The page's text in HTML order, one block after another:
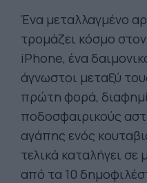
Ένα μεταλλαγμένο
τρομάζει κόσμο
iPhone, ένα
άγνωστοι μεταξύ
πρώτη φορά,
ποδοσφαιρικούς
αγάπης ενός
τελικά καταλήγει σε
από τα 10